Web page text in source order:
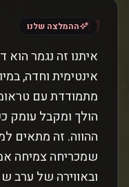
" ההמלצה שלנו
איתנו זה נגמר
אינטימית וחדה,
מתמודדת עם
הולך ומקבל עומק
ההווה. זה מתאים
שמכריחה צמיחה
ובאווירה של ערב